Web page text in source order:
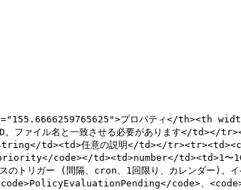
プロパティ</th><th
ァイル名と一致させる必要があります</
td><td>任意の説明</td></
code></td><td>number</td><td>1〜10。複
ガー (間隔、cron、1回限り、カレンダー)。
code>、